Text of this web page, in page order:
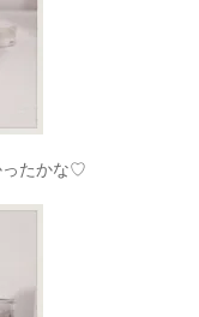
ったかな♡